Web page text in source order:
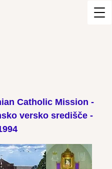
Catholic Mission -
versko središče -